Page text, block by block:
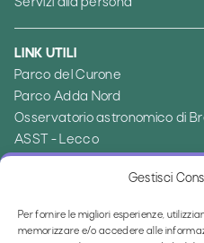
Gestisci
Per fornire le migliori esperienze,
memorizzare e/o accedere alle
LINK UTILI
Parco del Curone
Parco Adda Nord
Osservatorio astronomico di
ASST - Lecco
TRASPARENZA